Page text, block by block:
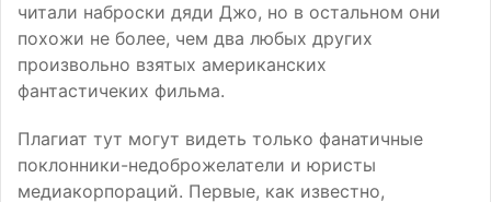
читали наброски дяди Джо, но в остальном они
похожи не более, чем два любых других
произвольно взятых американских
фантастичеких фильма.
Плагиат тут могут видеть только фанатичные
поклонники-недоброжелатели и юристы
медиакорпораций. Первые, как известно,